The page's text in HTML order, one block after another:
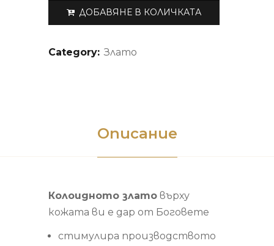
ДОБАВЯНЕ В КОЛИЧКАТА
Category: Злато
Описание
Колоидното злато върху
кожата ви е дар от Боговете
стимулира производството